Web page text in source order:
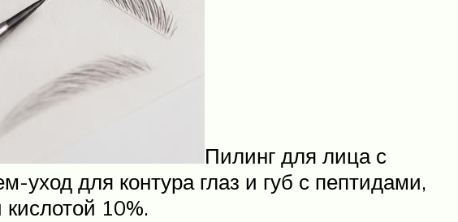
Пилинг для лица с
уход для контура глаз и губ с пептидами,
10%.